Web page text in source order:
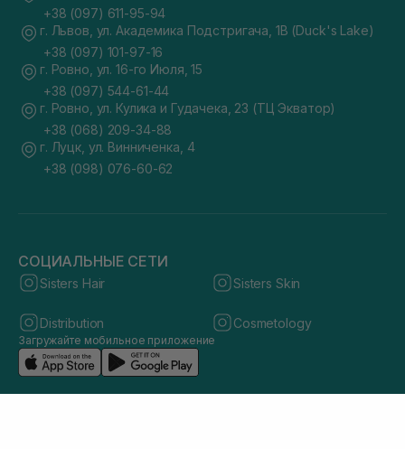
+38 (097) 611-95-94
г. Львов, ул. Академика Подстригача, 1В (Duck's Lake)
+38 (097) 101-97-16
г. Ровно, ул. 16-го Июля, 15
+38 (097) 544-61-44
г. Ровно, ул. Кулика и Гудачека, 23 (ТЦ Экватор)
+38 (068) 209-34-88
г. Луцк, ул. Винниченка, 4
+38 (098) 076-60-62
СОЦИАЛЬНЫЕ СЕТИ
Sisters Hair Sisters Skin
Distribution Cosmetology
Загружайте мобильное приложение